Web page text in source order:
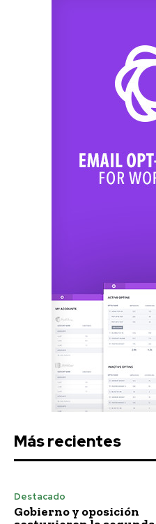
Más recientes
Destacado
Gobierno y oposición